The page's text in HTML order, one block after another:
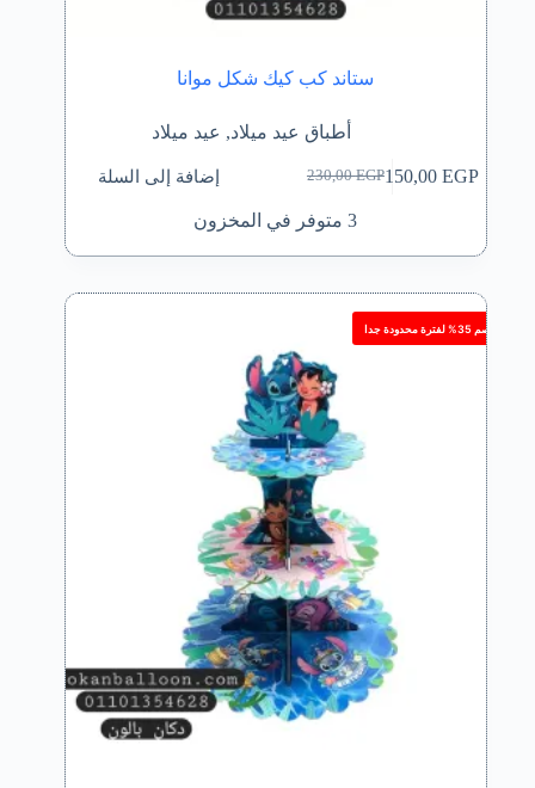
ستاند كب كيك شكل موانا
أطباق عيد ميلاد, عيد ميلاد
230,00EGP
السعر
230,00 EGP.
150,00 EGP
السعر
150,00 EGP.
إضافة إلى السلة
3 متوفر في المخزون
خصم 35% لفترة محدودة جدا